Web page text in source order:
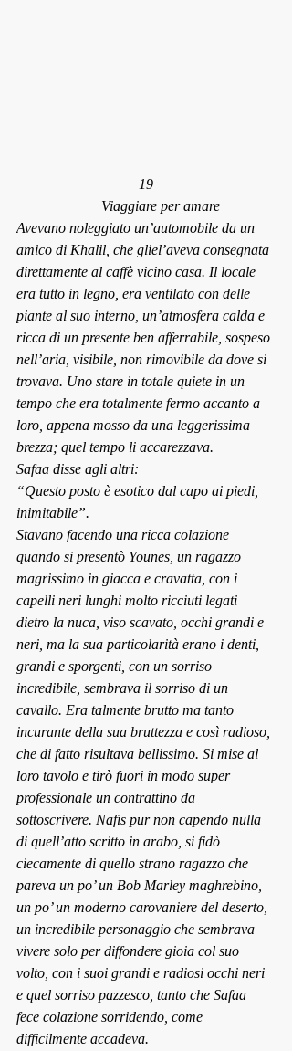
19
Viaggiare per amare
Avevano noleggiato un’automobile da un
amico di Khalil, che gliel’aveva consegnata
direttamente al caffè vicino casa. Il locale
era tutto in legno, era ventilato con delle
piante al suo interno, un’atmosfera calda e
ricca di un presente ben afferrabile, sospeso
nell’aria, visibile, non rimovibile da dove si
trovava. Uno stare in totale quiete in un
tempo che era totalmente fermo accanto a
loro, appena mosso da una leggerissima
brezza; quel tempo li accarezzava.
Safaa disse agli altri:
“Questo posto è esotico dal capo ai piedi,
inimitabile”.
Stavano facendo una ricca colazione
quando si presentò Younes, un ragazzo
magrissimo in giacca e cravatta, con i
capelli neri lunghi molto ricciuti legati
dietro la nuca, viso scavato, occhi grandi e
neri, ma la sua particolarità erano i denti,
grandi e sporgenti, con un sorriso
incredibile, sembrava il sorriso di un
cavallo. Era talmente brutto ma tanto
incurante della sua bruttezza e così radioso,
che di fatto risultava bellissimo. Si mise al
loro tavolo e tirò fuori in modo super
professionale un contrattino da
sottoscrivere. Nafis pur non capendo nulla
di quell’atto scritto in arabo, si fidò
ciecamente di quello strano ragazzo che
pareva un po’ un Bob Marley maghrebino,
un po’ un moderno carovaniere del deserto,
un incredibile personaggio che sembrava
vivere solo per diffondere gioia col suo
volto, con i suoi grandi e radiosi occhi neri
e quel sorriso pazzesco, tanto che Safaa
fece colazione sorridendo, come
difficilmente accadeva.